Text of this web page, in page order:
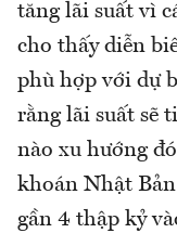
tăng lãi suất vì
cho thấy diễn
phù hợp với dự
rằng lãi suất sẽ
nào xu hướng
khoán Nhật
gần 4 thập kỷ